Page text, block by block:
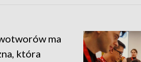
ma
która